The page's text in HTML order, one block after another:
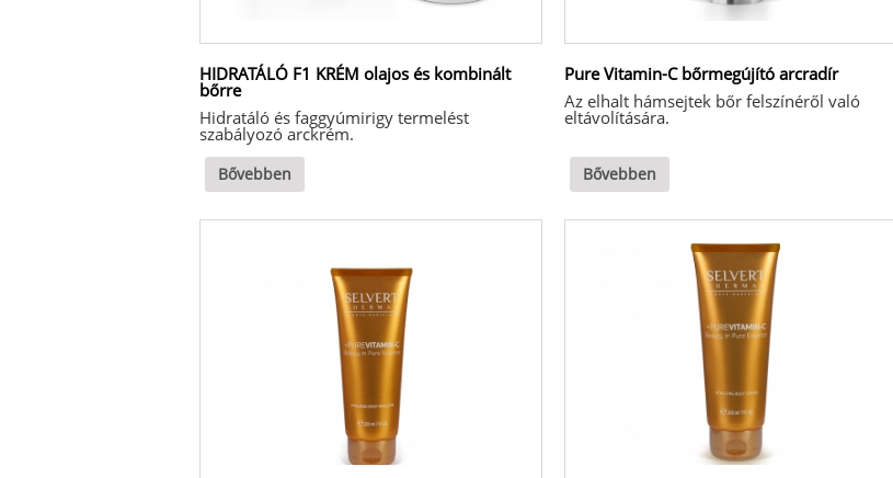
HIDRATÁLÓ F1 KRÉM olajos és kombinált
bőrre
Hidratáló és faggyúmirigy termelést
szabályozó arckrém.
Bővebben
Pure Vitamin-C bőrmegújító arcradír
Az elhalt hámsejtek bőr felszínéről való
eltávolítására.
Bővebben